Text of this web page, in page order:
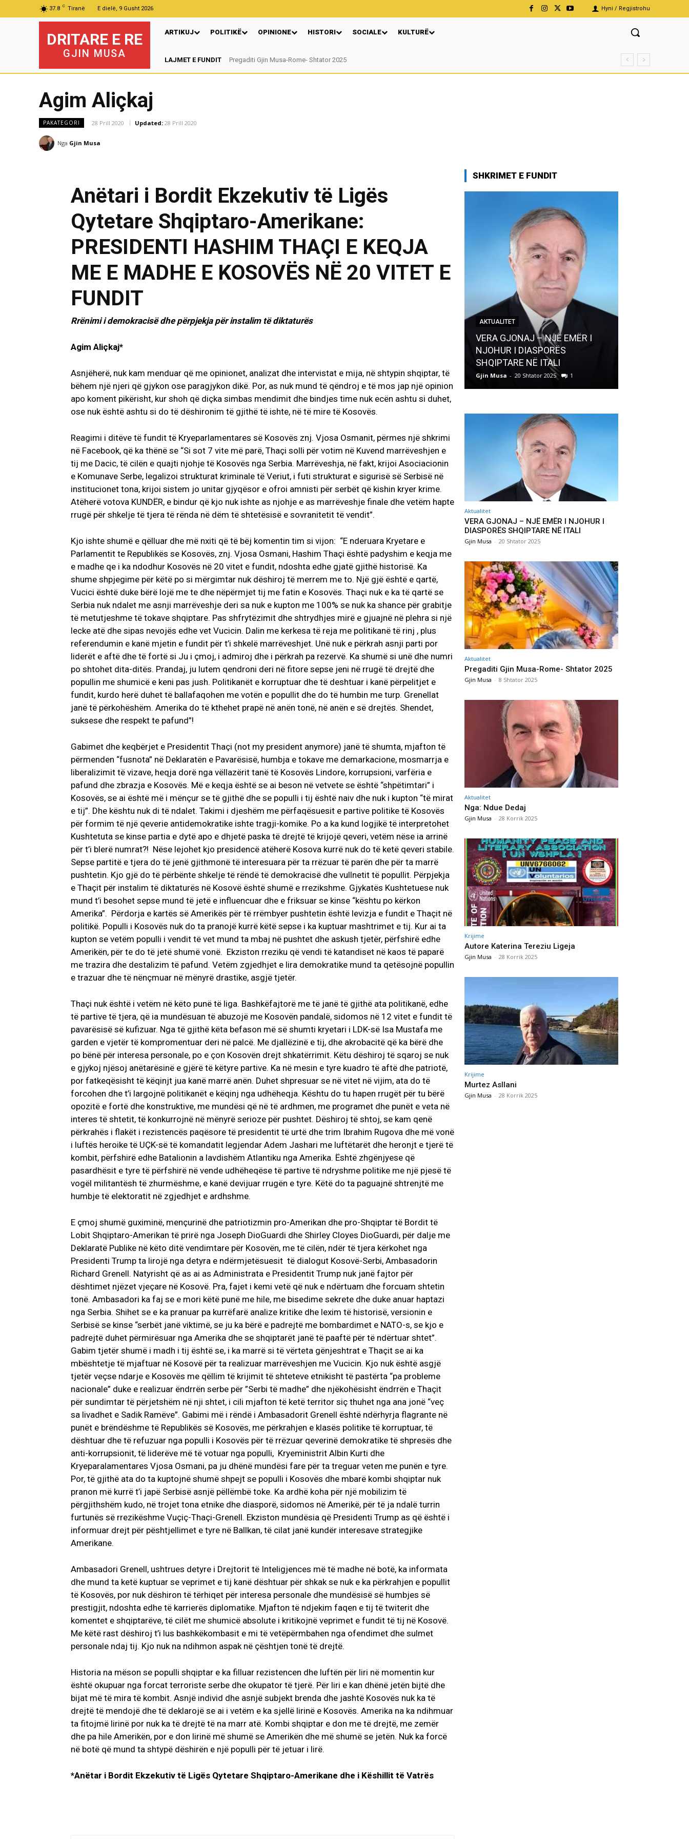
37.8 C Tiranë E dielë, 9 Gusht 2026 Hyni / Regjistrohu
DRITARE E RE
GJIN MUSA
ARTIKUJ POLITIKË OPINIONE HISTORI SOCIALE KULTURË
LAJMET E FUNDITPregaditi Gjin Musa-Rome- Shtator 2025
Nga: Ndue Dedaj
Agim Aliçkaj
PAKATEGORI 28 Prill 2020 Updated: 28 Prill 2020
Nga Gjin Musa
Anëtari i Bordit Ekzekutiv të Ligës
Qytetare Shqiptaro-Amerikane:
PRESIDENTI HASHIM THAÇI E KEQJA
ME E MADHE E KOSOVËS NË 20 VITET E
FUNDIT
Rrënimi i demokracisë dhe përpjekja për instalim të diktaturës
Agim Aliçkaj*
Asnjëherë, nuk kam menduar që me opinionet, analizat dhe intervistat e mija, në shtypin shqiptar, të
bëhem një njeri që gjykon ose paragjykon dikë. Por, as nuk mund të qëndroj e të mos jap një opinion
apo koment pikërisht, kur shoh që diçka simbas mendimit dhe bindjes time nuk ecën ashtu si duhet,
ose nuk është ashtu si do të dëshironim të gjithë të ishte, në të mire të Kosovës.
Reagimi i ditëve të fundit të Kryeparlamentares së Kosovës znj. Vjosa Osmanit, përmes një shkrimi
në Facebook, që ka thënë se “Si sot 7 vite më parë, Thaçi solli për votim në Kuvend marrëveshjen e
tij me Dacic, të cilën e quajti njohje të Kosovës nga Serbia. Marrëveshja, në fakt, krijoi Asociacionin
e Komunave Serbe, legalizoi strukturat kriminale të Veriut, i futi strukturat e sigurisë së Serbisë në
institucionet tona, krijoi sistem jo unitar gjyqësor e ofroi amnisti për serbët që kishin kryer krime.
Atëherë votova KUNDËR, e bindur që kjo nuk ishte as njohje e as marrëveshje finale dhe vetëm hapte
rrugë për shkelje të tjera të rënda në dëm të shtetësisë e sovranitetit të vendit”.
Kjo ishte shumë e qëlluar dhe më nxiti që të bëj komentin tim si vijon: “E nderuara Kryetare e
Parlamentit te Republikës se Kosovës, znj. Vjosa Osmani, Hashim Thaçi është padyshim e keqja me
e madhe qe i ka ndodhur Kosovës në 20 vitet e fundit, ndoshta edhe gjatë gjithë historisë. Ka
shume shpjegime për këtë po si mërgimtar nuk dëshiroj të merrem me to. Një gjë është e qartë,
Vucici është duke bërë lojë me te dhe nëpërmjet tij me fatin e Kosovës. Thaçi nuk e ka të qartë se
Serbia nuk ndalet me asnji marrëveshje deri sa nuk e kupton me 100% se nuk ka shance për grabitje
të metutjeshme të tokave shqiptare. Pas shfrytëzimit dhe shtrydhjes mirë e gjuajnë në plehra si një
lecke atë dhe sipas nevojës edhe vet Vucicin. Dalin me kerkesa të reja me politikanë të rinj , plus
referendumin e kanë mjetin e fundit për t’i shkelë marrëveshjet. Unë nuk e përkrah asnji parti por
liderët e aftë dhe të fortë si Ju i çmoj, i admiroj dhe i përkrah pa rezervë. Ka shumë si unë dhe numri
po shtohet dita-ditës. Prandaj, ju lutem qendroni deri në fitore sepse jeni në rrugë të drejtë dhe
popullin me shumicë e keni pas jush. Politikanët e korruptuar dhe të deshtuar i kanë përpelitjet e
fundit, kurdo herë duhet të ballafaqohen me votën e popullit dhe do të humbin me turp. Grenellat
janë të përkohëshëm. Amerika do të kthehet prapë në anën tonë, në anën e së drejtës. Shendet,
suksese dhe respekt te pafund”!
Gabimet dhe keqbërjet e Presidentit Thaçi (not my president anymore) janë të shumta, mjafton të
përmenden “fusnota” në Deklaratën e Pavarësisë, humbja e tokave me demarkacione, mosmarrja e
liberalizimit të vizave, heqja dorë nga vëllazërit tanë të Kosovës Lindore, korrupsioni, varfëria e
pafund dhe zbrazja e Kosovës. Më e keqja është se ai beson në vetvete se është “shpëtimtari” i
Kosovës, se ai është më i mënçur se të gjithë dhe se populli i tij është naiv dhe nuk i kupton “të mirat
e tij”. Dhe kështu nuk di të ndalet. Takimi i djeshëm me përfaqësuesit e partive politike të Kosovës
për formim të një qeverie antidemokratike ishte tragji-komike. Po a ka kund logjikë të interpretohet
Kushtetuta se kinse partia e dytë apo e dhjetë paska të drejtë të krijojë qeveri, vetëm nëse ia arrinë
për t’i blerë numrat?! Nëse lejohet kjo presidencë atëherë Kosova kurrë nuk do të ketë qeveri stabile.
Sepse partitë e tjera do të jenë gjithmonë të interesuara për ta rrëzuar të parën dhe për ta marrë
pushtetin. Kjo gjë do të përbënte shkelje të rëndë të demokracisë dhe vullnetit të popullit. Përpjekja
e Thaçit për instalim të diktaturës në Kosovë është shumë e rrezikshme. Gjykatës Kushtetuese nuk
mund t’i besohet sepse mund të jetë e influencuar dhe e friksuar se kinse “kështu po kërkon
Amerika”. Përdorja e kartës së Amerikës për të rrëmbyer pushtetin është levizja e fundit e Thaçit në
politikë. Populli i Kosovës nuk do ta pranojë kurrë këtë sepse i ka kuptuar mashtrimet e tij. Kur ai ta
kupton se vetëm populli i vendit të vet mund ta mbaj në pushtet dhe askush tjetër, përfshirë edhe
Amerikën, për te do të jetë shumë vonë. Ekziston rreziku që vendi të katandiset në kaos të paparë
me trazira dhe destalizim të pafund. Vetëm zgjedhjet e lira demokratike mund ta qetësojnë popullin
e trazuar dhe të nënçmuar në mënyrë drastike, asgjë tjetër.
Thaçi nuk është i vetëm në këto punë të liga. Bashkëfajtorë me të janë të gjithë ata politikanë, edhe
të partive të tjera, që ia mundësuan të abuzojë me Kosovën pandalë, sidomos në 12 vitet e fundit të
pavarësisë së kufizuar. Nga të gjithë këta befason më së shumti kryetari i LDK-së Isa Mustafa me
garden e vjetër të kompromentuar deri në palcë. Me djallëzinë e tij, dhe akrobacitë që ka bërë dhe
po bënë për interesa personale, po e çon Kosovën drejt shkatërrimit. Këtu dëshiroj të sqaroj se nuk
e gjykoj njësoj anëtarësinë e gjërë të këtyre partive. Ka në mesin e tyre kuadro të aftë dhe patriotë,
por fatkeqësisht të këqinjt jua kanë marrë anën. Duhet shpresuar se në vitet në vijim, ata do të
forcohen dhe t’i largojnë politikanët e këqinj nga udhëheqja. Kështu do tu hapen rrugët për tu bërë
opozitë e fortë dhe konstruktive, me mundësi që në të ardhmen, me programet dhe punët e veta në
interes të shtetit, të konkurrojnë në mënyrë serioze për pushtet. Dëshiroj të shtoj, se kam qenë
përkrahës i flakët i rezistencës paqësore të presidentit të urtë dhe trim Ibrahim Rugova dhe më vonë
i luftës heroike të UÇK-së të komandatit legjendar Adem Jashari me luftëtarët dhe heronjt e tjerë të
kombit, përfshirë edhe Batalionin a lavdishëm Atlantiku nga Amerika. Është zhgënjyese që
pasardhësit e tyre të përfshirë në vende udhëheqëse të partive të ndryshme politike me një pjesë të
vogël militantësh të zhurmëshme, e kanë devijuar rrugën e tyre. Këtë do ta paguajnë shtrenjtë me
humbje të elektoratit në zgjedhjet e ardhshme.
E çmoj shumë guximinë, mençurinë dhe patriotizmin pro-Amerikan dhe pro-Shqiptar të Bordit të
Lobit Shqiptaro-Amerikan të prirë nga Joseph DioGuardi dhe Shirley Cloyes DioGuardi, për dalje me
Deklaratë Publike në këto ditë vendimtare për Kosovën, me të cilën, ndër të tjera kërkohet nga
Presidenti Trump ta lirojë nga detyra e ndërmjetësuesit të dialogut Kosovë-Serbi, Ambasadorin
Richard Grenell. Natyrisht që as ai as Administrata e Presidentit Trump nuk janë fajtor për
dështimet njëzet vjeçare në Kosovë. Pra, fajet i kemi vetë që nuk e ndërtuam dhe forcuam shtetin
tonë. Ambasadori ka faj se e mori këtë punë me hile, me bisedime sekrete dhe duke anuar haptazi
nga Serbia. Shihet se e ka pranuar pa kurrëfarë analize kritike dhe lexim të historisë, versionin e
Serbisë se kinse “serbët janë viktimë, se ju ka bërë e padrejtë me bombardimet e NATO-s, se kjo e
padrejtë duhet përmirësuar nga Amerika dhe se shqiptarët janë të paaftë për të ndërtuar shtet”.
Gabim tjetër shumë i madh i tij është se, i ka marrë si të vërteta gënjeshtrat e Thaçit se ai ka
mbështetje të mjaftuar në Kosovë për ta realizuar marrëveshjen me Vucicin. Kjo nuk është asgjë
tjetër veçse ndarje e Kosovës me qëllim të krijimit të shteteve etnikisht të pastërta “pa probleme
nacionale” duke e realizuar ëndrrën serbe për ”Serbi të madhe” dhe njëkohësisht ëndrrën e Thaçit
për sundimtar të përjetshëm në nji shtet, i cili mjafton të ketë territor siç thuhet nga ana jonë “veç
sa livadhet e Sadik Ramëve”. Gabimi më i rëndë i Ambasadorit Grenell është ndërhyrja flagrante në
punët e brëndëshme të Republikës së Kosovës, me përkrahjen e klasës politike të korruptuar, të
dështuar dhe të refuzuar nga populli i Kosovës për të rrëzuar qeverinë demokratike të shpresës dhe
anti-korrupsionit, të liderëve më të votuar nga populli, Kryeministrit Albin Kurti dhe
Kryeparalamentares Vjosa Osmani, pa ju dhënë mundësi fare për ta treguar veten me punën e tyre.
Por, të gjithë ata do ta kuptojnë shumë shpejt se populli i Kosovës dhe mbarë kombi shqiptar nuk
pranon më kurrë t’i japë Serbisë asnjë pëllëmbë toke. Ka ardhë koha për një mobilizim të
përgjithshëm kudo, në trojet tona etnike dhe diasporë, sidomos në Amerikë, për të ja ndalë turrin
furtunës së rrezikëshme Vuçiç-Thaçi-Grenell. Ekziston mundësia që Presidenti Trump as që është i
informuar drejt për pështjellimet e tyre në Ballkan, të cilat janë kundër interesave strategjike
Amerikane.
Ambasadori Grenell, ushtrues detyre i Drejtorit të Inteligjences më të madhe në botë, ka informata
dhe mund ta ketë kuptuar se veprimet e tij kanë dështuar për shkak se nuk e ka përkrahjen e popullit
të Kosovës, por nuk dëshiron të tërhiqet për interesa personale dhe mundësisë së humbjes së
prestigjit, ndoshta edhe të karrierës diplomatike. Mjafton të ndjekim faqen e tij të twiterit dhe
komentet e shqiptarëve, të cilët me shumicë absolute i kritikojnë veprimet e fundit të tij në Kosovë.
Me këtë rast dëshiroj t’i lus bashkëkombasit e mi të vetëpërmbahen nga ofendimet dhe sulmet
personale ndaj tij. Kjo nuk na ndihmon aspak në çështjen tonë të drejtë.
Historia na mëson se populli shqiptar e ka filluar rezistencen dhe luftën për liri në momentin kur
është okupuar nga forcat terroriste serbe dhe okupator të tjerë. Për liri e kan dhënë jetën bijtë dhe
bijat më të mira të kombit. Asnjë individ dhe asnjë subjekt brenda dhe jashtë Kosovës nuk ka të
drejtë të mendojë dhe të deklarojë se ai i vetëm e ka sjellë lirinë e Kosovës. Amerika na ka ndihmuar
ta fitojmë lirinë por nuk ka të drejtë të na marr atë. Kombi shqiptar e don me të drejtë, me zemër
dhe pa hile Amerikën, por e don lirinë më shumë se Amerikën dhe më shumë se jetën. Nuk ka forcë
në botë që mund ta shtypë dëshirën e një populli për të jetuar i lirë.
*Anëtar i Bordit Ekzekutiv të Ligës Qytetare Shqiptaro-Amerikane dhe i Këshillit të Vatrës
SHKRIMET E FUNDIT
AKTUALITET
VERA GJONAJ – NJË EMËR I
NJOHUR I DIASPORËS
SHQIPTARE NË ITALI
Gjin Musa - 20 Shtator 2025 1
Aktualitet
VERA GJONAJ – NJË EMËR I NJOHUR I
DIASPORËS SHQIPTARE NË ITALI
Gjin Musa - 20 Shtator 2025
Aktualitet
Pregaditi Gjin Musa-Rome- Shtator 2025
Gjin Musa - 8 Shtator 2025
Aktualitet
Nga: Ndue Dedaj
Gjin Musa - 28 Korrik 2025
Krijime
Autore Katerina Tereziu Ligeja
Gjin Musa - 28 Korrik 2025
Krijime
Murtez Asllani
Gjin Musa - 28 Korrik 2025